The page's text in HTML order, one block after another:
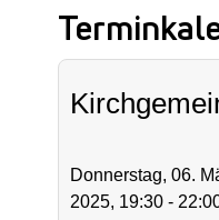
Donnerstag, 06.
2025, 19:30 -